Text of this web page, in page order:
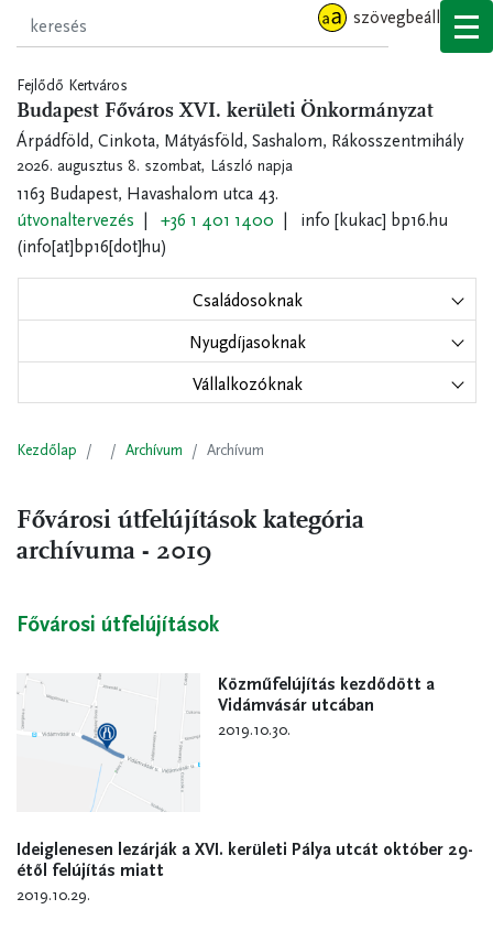
szövegbeállítások
Fejlődő Kertváros
Budapest Főváros XVI. kerületi Önkormányzat
Árpádföld, Cinkota, Mátyásföld, Sashalom, Rákosszentmihály
2026. augusztus 8. szombat, László napja
1163 Budapest, Havashalom utca 43.
útvonaltervezés
+36 1 401 1400 info [kukac] bp16.hu
(info[at]bp16[dot]hu)
Családosoknak
Nyugdíjasoknak
Vállalkozóknak
Kezdőlap Archívum Archívum
Fővárosi útfelújítások kategória
archívuma - 2019
Fővárosi útfelújítások
Közműfelújítás kezdődött a
Vidámvásár utcában
2019.10.30.
Ideiglenesen lezárják a XVI. kerületi Pálya utcát október 29-
étől felújítás miatt
2019.10.29.